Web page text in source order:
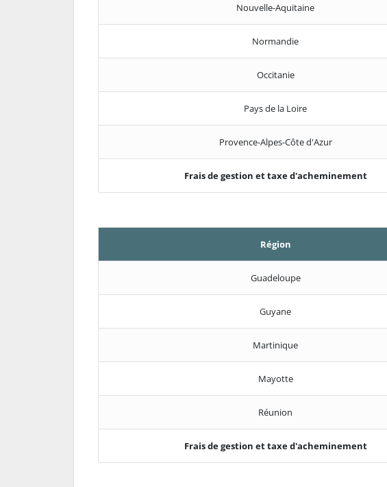
Nouvelle-Aquitaine
Normandie
Occitanie
Pays de la Loire
Provence-Alpes-Côte d'Azur
Frais de gestion et taxe d'acheminement
Région
Guadeloupe
Guyane
Martinique
Mayotte
Réunion
Frais de gestion et taxe d'acheminement